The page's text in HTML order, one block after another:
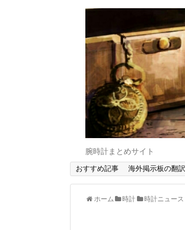
腕時計まとめサイト
おすすめ記事 海外掲示板の翻訳
ホーム 時計 時計ニュース